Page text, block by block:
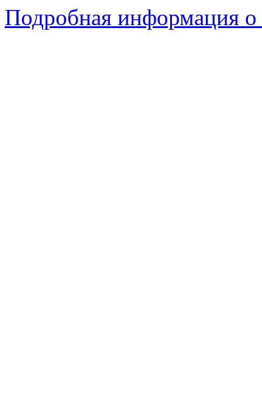
Подробная информация